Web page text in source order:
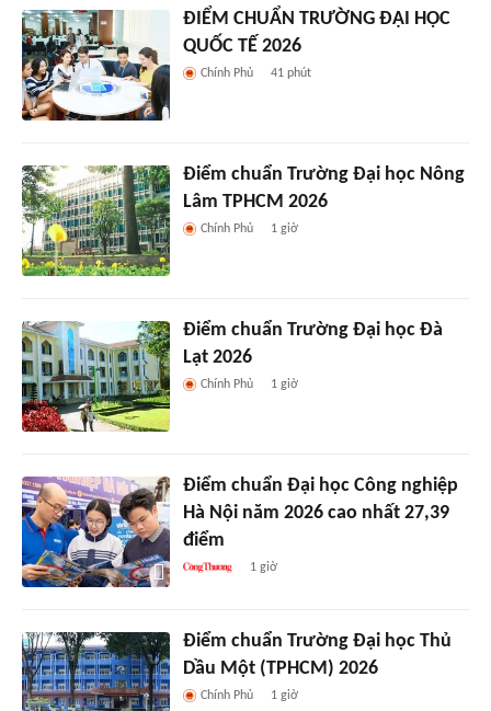
ĐIỂM CHUẨN TRƯỜNG ĐẠI HỌC
QUỐC TẾ 2026
Chính Phủ 41 phút
Điểm chuẩn Trường Đại học Nông
Lâm TPHCM 2026
Chính Phủ 1 giờ
Điểm chuẩn Trường Đại học Đà
Lạt 2026
Chính Phủ 1 giờ
Điểm chuẩn Đại học Công nghiệp
Hà Nội năm 2026 cao nhất 27,39
điểm
1 giờ
Điểm chuẩn Trường Đại học Thủ
Dầu Một (TPHCM) 2026
Chính Phủ 1 giờ